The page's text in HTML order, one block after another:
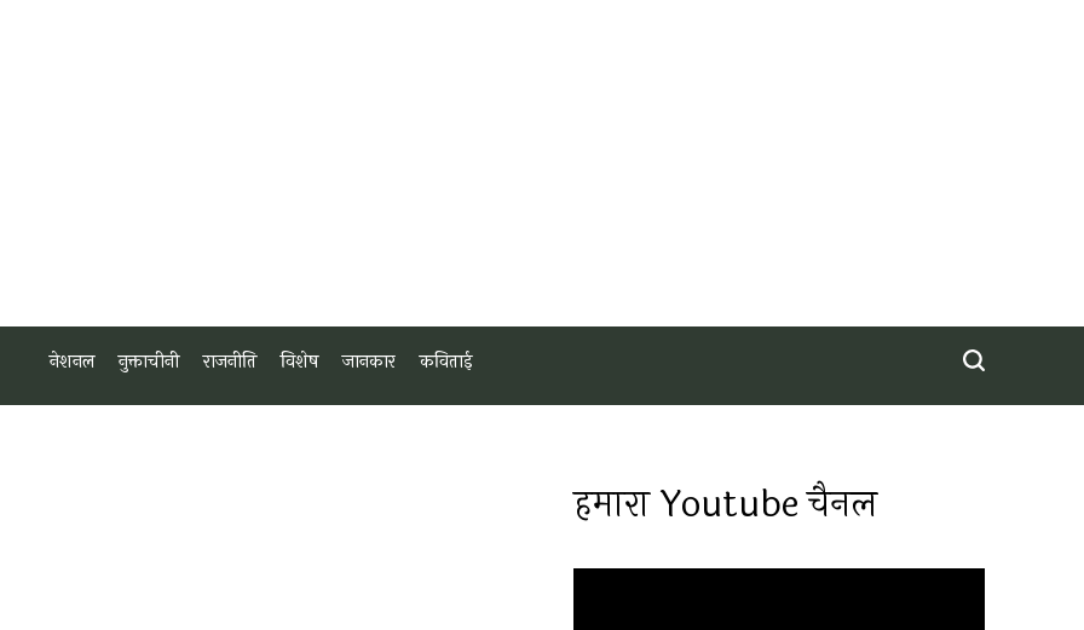
नेशनल नुक्ताचीनी राजनीति विशेष जानकार कविताई
हमारा Youtube चैनल